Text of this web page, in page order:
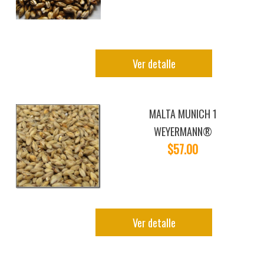
Ver detalle
MALTA MUNICH 1
WEYERMANN®
$57.00
Ver detalle